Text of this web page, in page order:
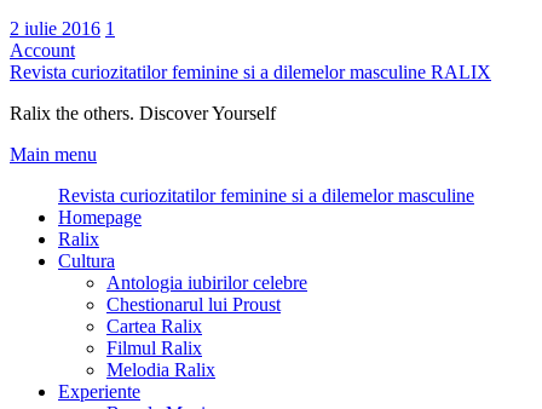
2 iulie 2016 1
Account
Revista curiozitatilor feminine si a dilemelor masculine RALIX
Ralix the others. Discover Yourself
Main menu
Revista curiozitatilor feminine si a dilemelor masculine
Homepage
Ralix
Cultura
Antologia iubirilor celebre
Chestionarul lui Proust
Cartea Ralix
Filmul Ralix
Melodia Ralix
Experiente